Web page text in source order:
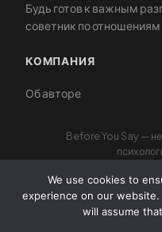
Будь готов к важным
советник по отношениям.
КОМПАНИЯ
Об авторе
Before You Say —
© 2026
We use cookies to
experience on our
will assume